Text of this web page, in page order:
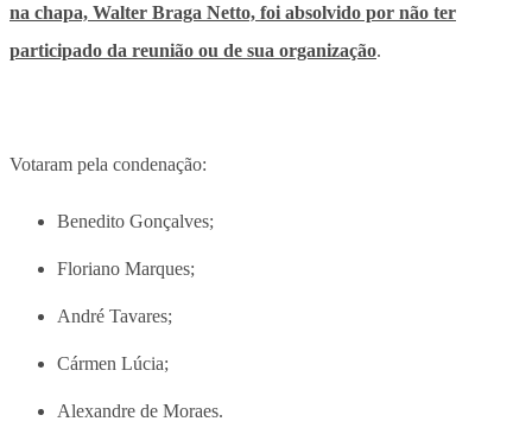
na chapa, Walter Braga Netto, foi absolvido por não ter
participado da reunião ou de sua organização.
Votaram pela condenação:
Benedito Gonçalves;
Floriano Marques;
André Tavares;
Cármen Lúcia;
Alexandre de Moraes.